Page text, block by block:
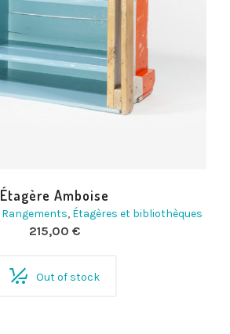
Étagère Amboise
Rangements, Étagères et bibliothèques
215,00 €
Out of stock